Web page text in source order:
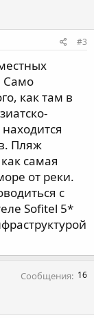
#3
Само
как там в
Пляж
самая
от реки.
с
Sofitel 5*
Сообщения 16